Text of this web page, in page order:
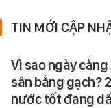
TIN MỚI CẬP
Vì sao ngày
sân bằng gạch?
nước tốt đang